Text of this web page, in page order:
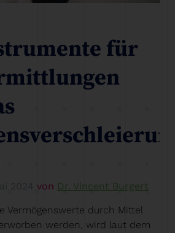
für
von Dr. Vincent Burgert
Vermögenswerte durch Mittel
werden, wird laut dem